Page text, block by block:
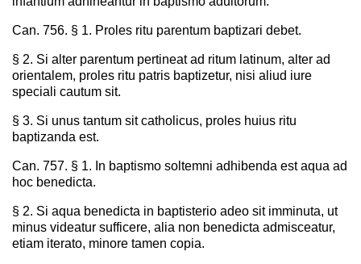
Can. 756. § 1. Proles ritu parentum baptizari debet.
§ 2. Si alter parentum pertineat ad ritum latinum, alter ad
orientalem, proles ritu patris baptizetur, nisi aliud iure
speciali cautum sit.
§ 3. Si unus tantum sit catholicus, proles huius ritu
baptizanda est.
Can. 757. § 1. In baptismo soltemni adhibenda est aqua ad
hoc benedicta.
§ 2. Si aqua benedicta in baptisterio adeo sit imminuta, ut
minus videatur sufficere, alia non benedicta admisceatur,
etiam iterato, minore tamen copia.